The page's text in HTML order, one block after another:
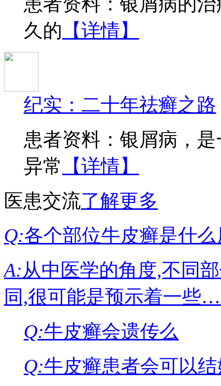
久的 【详情】
纪实：二十年祛癣之路
患者资料：银屑病，
异常
【详情】
医患交流了解更多
Q:各个部位牛皮癣是什
A:从中医学的角度,不同
同,很可能是预示着一
Q:牛皮癣会遗传么
Q:牛皮癣患者会可以